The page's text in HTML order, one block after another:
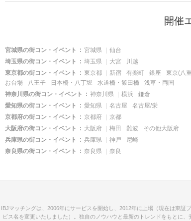
開催
宮城県の街コン・イベント 宮城県
仙台
埼玉県の街コン・イベント
埼玉県 大宮
川越
東京都の街コン・イベント
東京都 新宿 有楽町 銀座 東京(八
お台場
八王子 日本橋・八丁堀 水道橋・飯田橋
浅草・両国
神奈川県の街コン・イベント
神奈川県 横浜
鎌倉
愛知県の街コン・イベント
愛知県 名古屋
名古屋/栄
京都府の街コン・イベント
京都府
京都
大阪府の街コン・イベント
大阪府 梅田 難波
その他大阪府
兵庫県の街コン・イベント
兵庫県 神戸
尼崎
奈良県の街コン・イベント
奈良県 奈良
IBJマッチングは、2006年にサービスを開始し、2012年に上場（現在は東
ビス名を変更いたしました）。独自のノウハウと最新のトレンドをもとに